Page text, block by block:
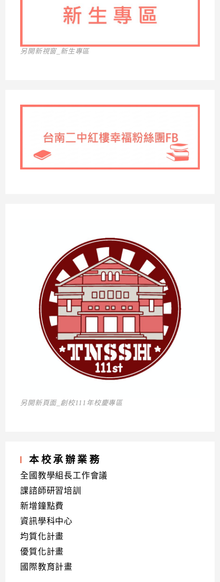
另開新視窗_新生專區
另開新頁面_創校111年校慶專區
本校承辦業務
全國教學組長工作會議
課諮師研習培訓
新增鐘點費
資訊學科中心
均質化計畫
優質化計畫
國際教育計畫